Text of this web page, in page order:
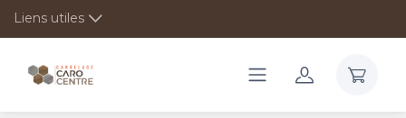
Liens utiles